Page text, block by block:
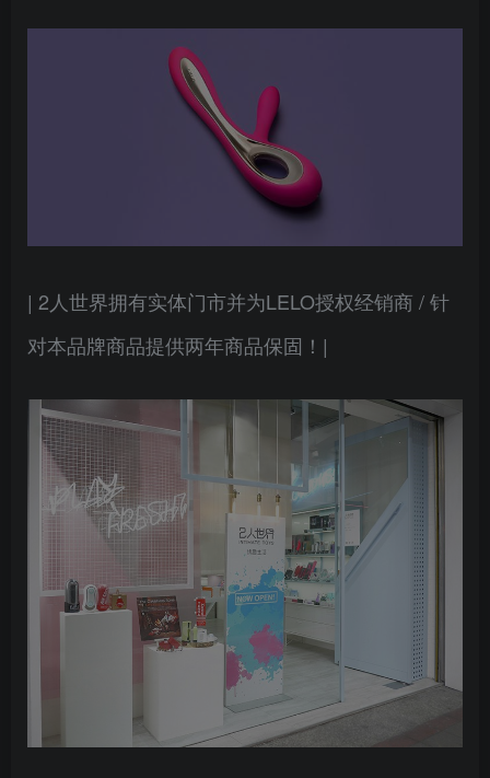
| 2人世界拥有实体门市并为LELO授权经销商 / 针
对本品牌商品提供两年商品保固！|